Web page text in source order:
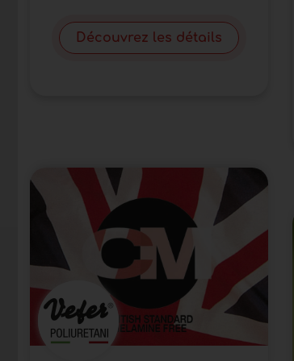
Découvrez les détails